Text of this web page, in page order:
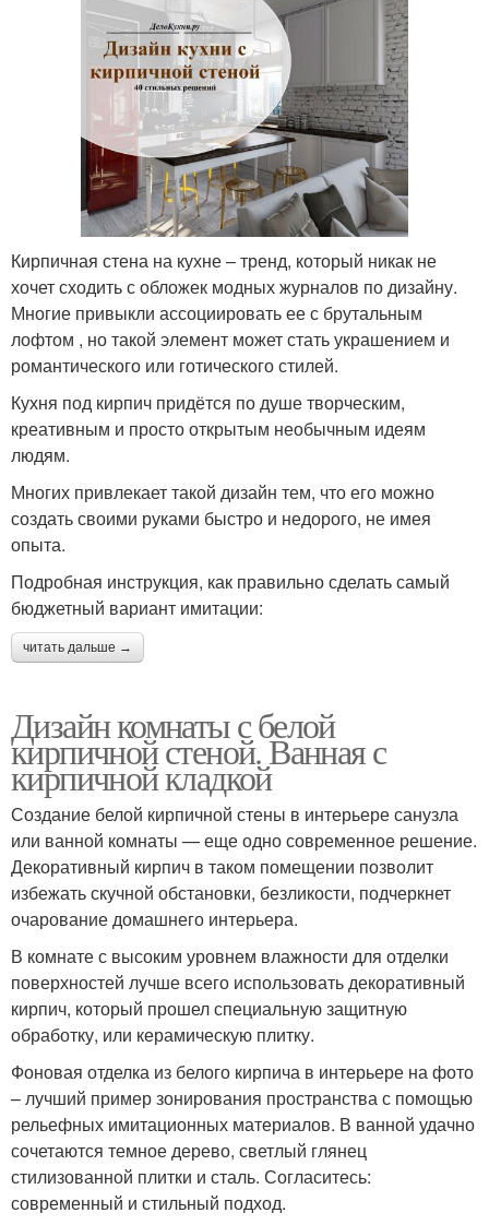
Кирпичная стена на кухне – тренд, который никак не
хочет сходить с обложек модных журналов по дизайну.
Многие привыкли ассоциировать ее с брутальным
лофтом , но такой элемент может стать украшением и
романтического или готического стилей.
Кухня под кирпич придётся по душе творческим,
креативным и просто открытым необычным идеям
людям.
Многих привлекает такой дизайн тем, что его можно
создать своими руками быстро и недорого, не имея
опыта.
Подробная инструкция, как правильно сделать самый
бюджетный вариант имитации:
читать дальше →
Дизайн комнаты с белой
кирпичной стеной. Ванная с
кирпичной кладкой
Создание белой кирпичной стены в интерьере санузла
или ванной комнаты — еще одно современное решение.
Декоративный кирпич в таком помещении позволит
избежать скучной обстановки, безликости, подчеркнет
очарование домашнего интерьера.
В комнате с высоким уровнем влажности для отделки
поверхностей лучше всего использовать декоративный
кирпич, который прошел специальную защитную
обработку, или керамическую плитку.
Фоновая отделка из белого кирпича в интерьере на фото
– лучший пример зонирования пространства с помощью
рельефных имитационных материалов. В ванной удачно
сочетаются темное дерево, светлый глянец
стилизованной плитки и сталь. Согласитесь:
современный и стильный подход.